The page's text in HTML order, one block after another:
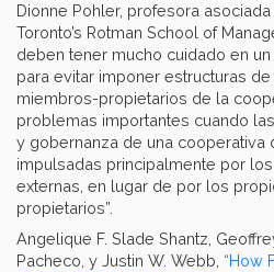
Dionne Pohler, profesora
Toronto’s Rotman School of
deben tener mucho cuidado en
para evitar imponer estructuras
miembros-propietarios de la
problemas importantes cuando
y gobernanza de una cooperativa
impulsadas principalmente por
externas, en lugar de por los
propietarios”.
Angelique F. Slade Shantz,
Pacheco, y Justin W. Webb, “How